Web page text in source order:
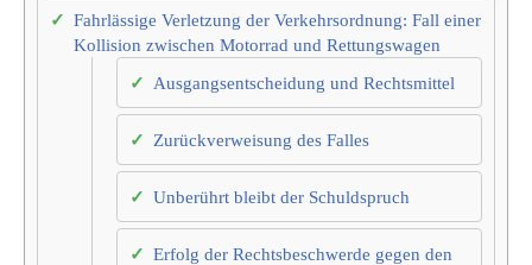
Fahrlässige Verletzung der Verkehrsordnung: Fall einer
Kollision zwischen Motorrad und Rettungswagen
Ausgangsentscheidung und Rechtsmittel
Zurückverweisung des Falles
Unberührt bleibt der Schuldspruch
Erfolg der Rechtsbeschwerde gegen den